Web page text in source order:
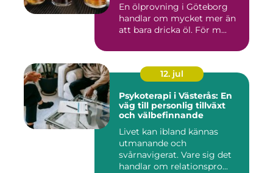
En ölprovning i Göteborg
handlar om mycket mer än
att bara dricka öl. För m...
12. jul
Psykoterapi i Västerås: En
väg till personlig tillväxt
och välbefinnande
Livet kan ibland kännas
utmanande och
svårnavigerat. Vare sig det
handlar om relationspro...